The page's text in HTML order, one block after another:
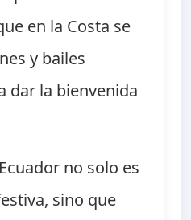
en la Costa se
y bailes
dar la bienvenida
no solo es
sino que